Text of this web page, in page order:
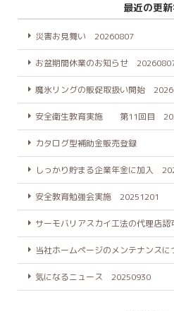
最近の更
災害お見舞い 20260807
お盆期間休業のお知らせ
魔氷リングの販促取扱い開始
安全衛生教育実施 第11回目
カタログ型補助金販売登録
しっかり貯まる企業年金に加入
安全教育勉強会実施 20251201
サーモバリアスカイ工法の代理店
当社ホームページのメンテナンス
気になるニュース 20250930